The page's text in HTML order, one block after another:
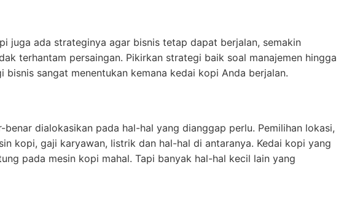
juga ada strateginya agar bisnis tetap dapat berjalan, semakin
terhantam persaingan. Pikirkan strategi baik soal manajemen hingga
bisnis sangat menentukan kemana kedai kopi Anda berjalan.
benar dialokasikan pada hal-hal yang dianggap perlu. Pemilihan lokasi,
kopi, gaji karyawan, listrik dan hal-hal di antaranya. Kedai kopi yang
pada mesin kopi mahal. Tapi banyak hal-hal kecil lain yang